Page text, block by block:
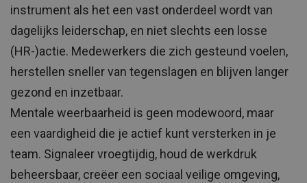
instrument als het een vast onderdeel wordt van
dagelijks leiderschap, en niet slechts een losse
(HR-)actie. Medewerkers die zich gesteund voelen,
herstellen sneller van tegenslagen en blijven langer
gezond en inzetbaar.
Mentale weerbaarheid is geen modewoord, maar
een vaardigheid die je actief kunt versterken in je
team. Signaleer vroegtijdig, houd de werkdruk
beheersbaar, creëer een sociaal veilige omgeving,